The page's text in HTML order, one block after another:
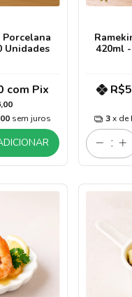
Porcelana
Unidades
com Pix
sem juros
420ml
3 x de